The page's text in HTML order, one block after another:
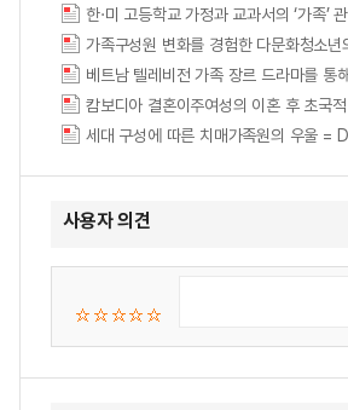
한·미 고등학교 가정과 교과서의 ‘가족’
가족구성원 변화를 경험한 다문화
베트남 텔레비전 가족 장르 드라마
캄보디아 결혼이주여성의 이혼 후
세대 구성에 따른 치매가족원의 우
사용자 의견